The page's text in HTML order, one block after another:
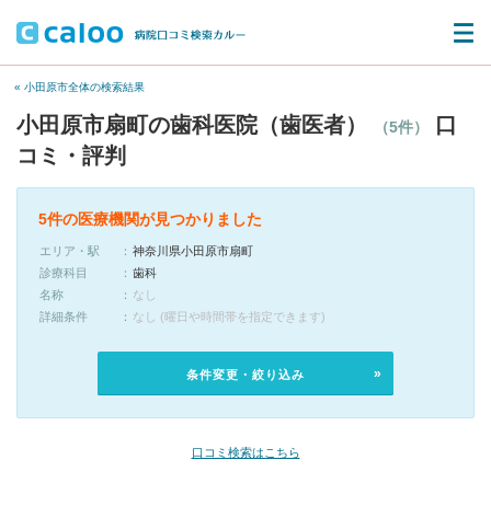
« 小田原市全体の検索結果
小田原市扇町の歯科医院（歯医者） （5件）
口
コミ・評判
5件の医療機関が見つかりました
エリア・駅
神奈川県小田原市扇町
診療科目
歯科
名称
なし
詳細条件
なし (曜日や時間帯を指定できます)
条件変更・絞り込み
口コミ検索はこちら